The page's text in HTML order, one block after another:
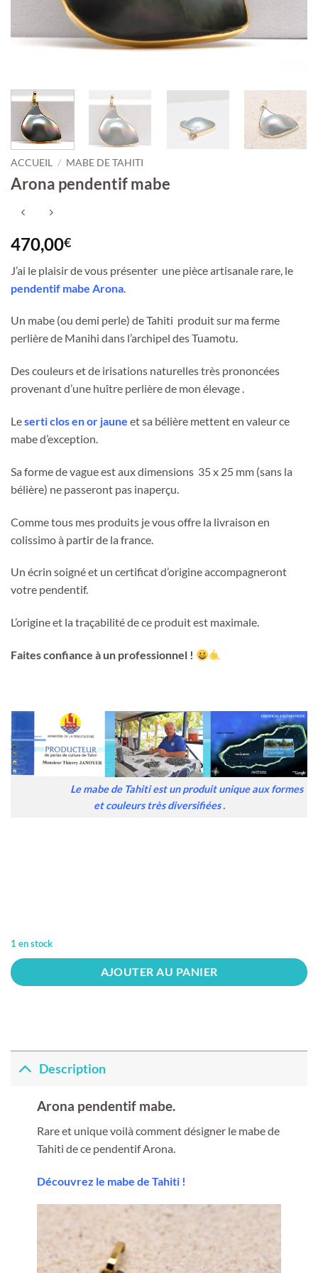
ACCUEIL / MABE DE TAHITI
Arona pendentif mabe
470,00€
J’ai le plaisir de vous présenter une pièce artisanale rare, le
pendentif mabe Arona
Un mabe (ou demi perle) de Tahiti produit sur ma ferme
perlière de Manihi dans l’archipel des Tuamotu.
Des couleurs et de irisations naturelles très prononcées
provenant d’une huître perlière de mon élevage .
Leserti clos en or jaune et sa bélière mettent en valeur ce
mabe d’exception.
Sa forme de vague est aux dimensions 35 x 25 mm (sans la
bélière) ne passeront pas inaperçu.
Comme tous mes produits je vous offre la livraison en
colissimo à partir de la france.
Un écrin soigné et un certificat d’origine accompagneront
votre pendentif.
L’origine et la traçabilité de ce produit est maximale.
Faites confiance à un professionnel !
Le mabe de Tahiti est un produit unique aux formes
et couleurs très diversifiées .
1 en stock
AJOUTER AU PANIER
Description
Arona pendentif mabe.
Rare et unique voilà comment désigner le mabe de
Tahiti de ce pendentif Arona.
Découvrez le mabe de Tahiti !